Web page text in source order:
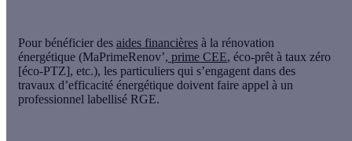
Pour bénéficier des aides financières à la rénovation
énergétique (MaPrimeRenov’, prime CEE, éco-prêt à taux zéro
[éco-PTZ], etc.), les particuliers qui s’engagent dans des
travaux d’efficacité énergétique doivent faire appel à un
professionnel labellisé RGE.